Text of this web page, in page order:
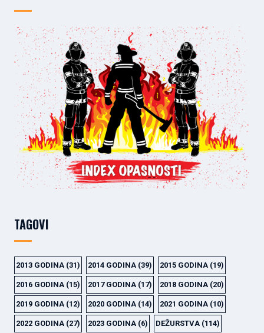
TAGOVI
2013 GODINA (31) 2014 GODINA (39) 2015 GODINA (19)
2016 GODINA (15) 2017 GODINA (17) 2018 GODINA (20)
2019 GODINA (12) 2020 GODINA (14) 2021 GODINA (10)
2022 GODINA (27) 2023 GODINA (6) DEŽURSTVA (114)